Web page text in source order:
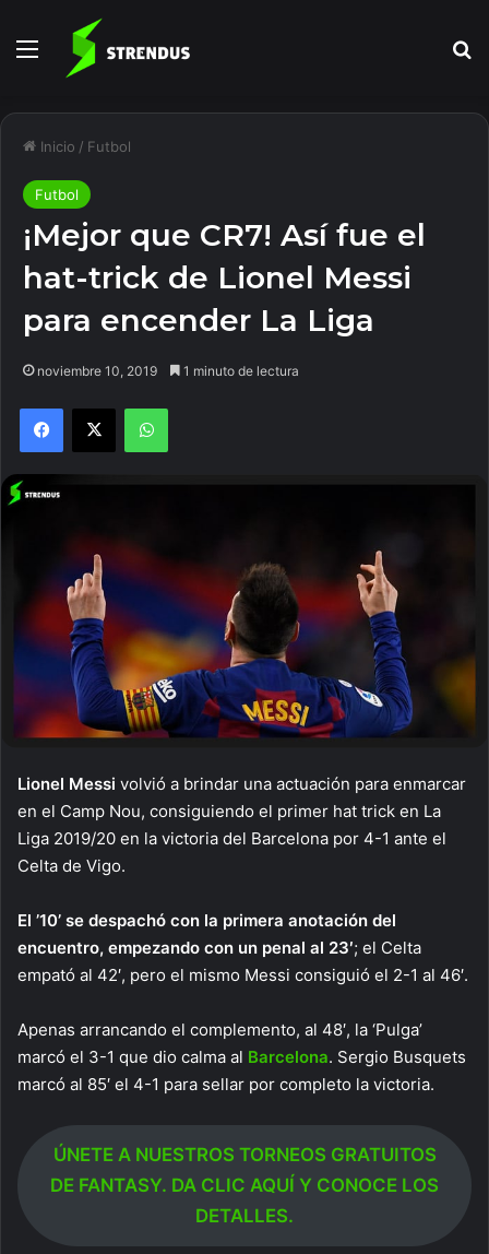
Menú
Inicio / Futbol
Futbol
¡Mejor que CR7! Así fue el
hat-trick de Lionel Messi
para encender La Liga
noviembre 10, 2019 1 minuto de lectura
Facebook
X WhatsApp
Lionel Messi volvió a brindar una actuación para enmarcar
en el Camp Nou, consiguiendo el primer hat trick en La
Liga 2019/20 en la victoria del Barcelona por 4-1 ante el
Celta de Vigo.
El ’10’ se despachó con la primera anotación del
encuentro, empezando con un penal al 23′; el Celta
empató al 42′, pero el mismo Messi consiguió el 2-1 al 46′.
Apenas arrancando el complemento, al 48′, la ‘Pulga’
marcó el 3-1 que dio calma al Barcelona. Sergio Busquets
marcó al 85′ el 4-1 para sellar por completo la victoria.
ÚNETE A NUESTROS TORNEOS GRATUITOS
DE FANTASY. DA CLIC AQUÍ Y CONOCE LOS
DETALLES.